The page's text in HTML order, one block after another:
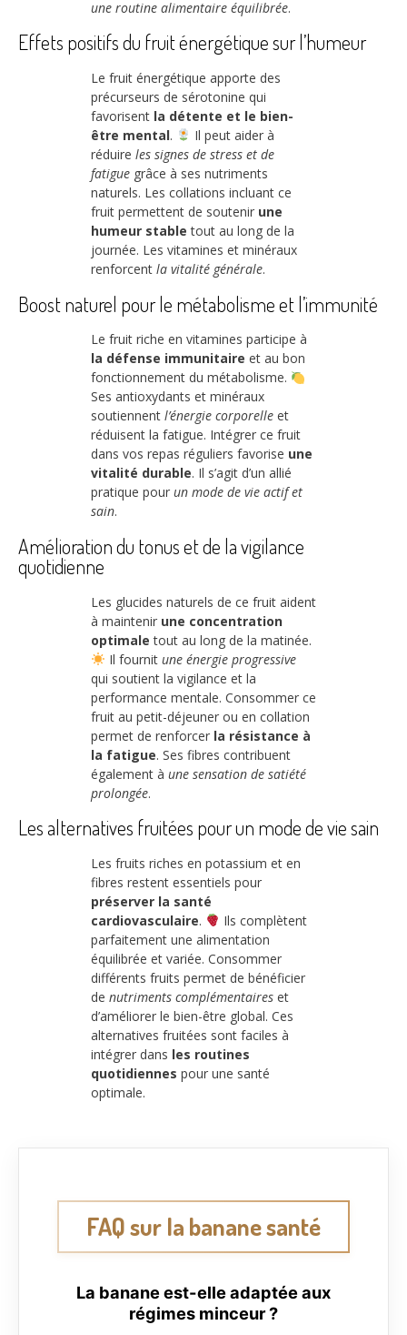
une routine alimentaire équilibrée.
Effets positifs du fruit énergétique sur l’humeur
Le fruit énergétique apporte des
précurseurs de sérotonine qui
favorisent la détente et le bien-
être mental.
Il peut aider à
réduire les signes de stress et de
fatigue grâce à ses nutriments
naturels. Les collations incluant ce
fruit permettent de soutenir une
humeur stable tout au long de la
journée. Les vitamines et minéraux
renforcent la vitalité générale.
Boost naturel pour le métabolisme et l’immunité
Le fruit riche en vitamines participe à
la défense immunitaire et au bon
fonctionnement du métabolisme.
Ses antioxydants et minéraux
soutiennent l’énergie corporelle et
réduisent la fatigue. Intégrer ce fruit
dans vos repas réguliers favorise une
vitalité durable. Il s’agit d’un allié
pratique pour un mode de vie actif et
sain.
Amélioration du tonus et de la vigilance
quotidienne
Les glucides naturels de ce fruit aident
à maintenir une concentration
optimale tout au long de la matinée.
Il fournit une énergie progressive
qui soutient la vigilance et la
performance mentale. Consommer ce
fruit au petit-déjeuner ou en collation
permet de renforcer la résistance à
la fatigue. Ses fibres contribuent
également à une sensation de satiété
prolongée.
Les alternatives fruitées pour un mode de vie sain
Les fruits riches en potassium et en
fibres restent essentiels pour
préserver la santé
cardiovasculaire.
Ils complètent
parfaitement une alimentation
équilibrée et variée. Consommer
différents fruits permet de bénéficier
de nutriments complémentaires et
d’améliorer le bien-être global. Ces
alternatives fruitées sont faciles à
intégrer dans les routines
quotidiennes pour une santé
optimale.
FAQ sur la banane santé
La banane est-elle adaptée aux
régimes minceur ?